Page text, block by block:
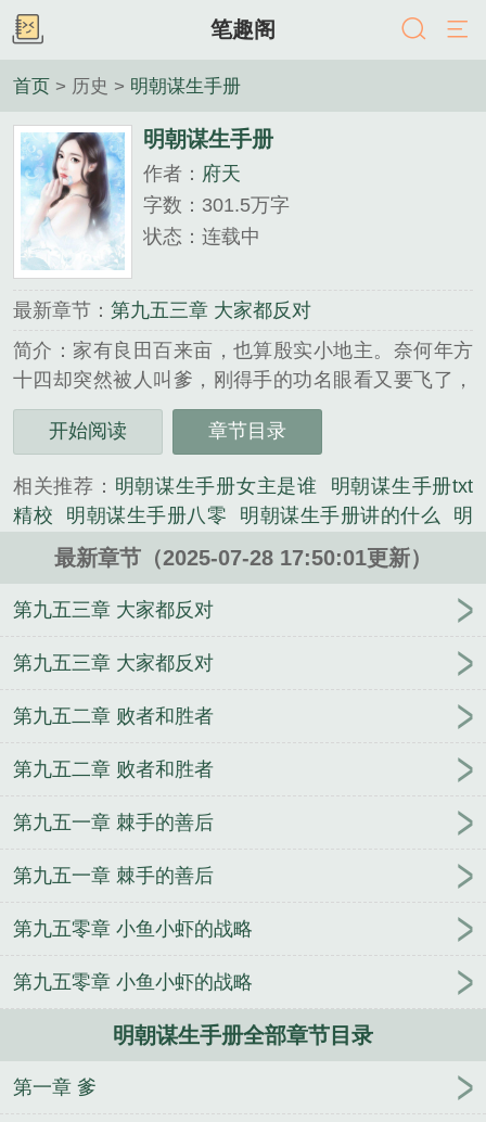
笔趣阁
首页 > 历史 > 明朝谋生手册
明朝谋生手册
作者： 府天
字数：301.5万字
状态：连载中
最新章节： 第九五三章 大家都反对
简介：家有良田百来亩，也算殷实小地主。奈何年方
十四却突然被人叫爹，刚得手的功名眼看又要飞了，
小秀才汪孚林表示压力山大。汪氏家训第一条：万恶
淫为首，百善孝为先。隆......
开始阅读 章节目录
相关推荐： 明朝谋生手册女主是谁
明朝谋生手册txt
精校
明朝谋生手册八零 明朝谋生手册讲的什么
明
朝谋生手册书籍
明朝谋生手册txt八零书荒网 明朝谋
生手册 epub
明朝谋生手册80
明朝谋生手册百度
明朝谋生手册笔趣阁 明朝谋生手册叶明月
明朝谋生
册奇书网 明朝谋生手册 百科
明
第二册TXT 明朝谋生手册男主几个老婆
明朝谋生手
明朝谋生手册是谁写的
明朝
谋生手册人物结局
明朝谋生手册在线阅读
明朝谋生
手册人物介绍
明朝谋生手册几个女主
明朝谋生手册
好看吗
明朝谋生手册百度百科
明朝谋生手册作者
手册TXT精校 明朝谋生手册电子版
明朝谋生手册全
最新章节（2025-07-28 17:50:01更新）
第九五三章 大家都反对
第九五三章 大家都反对
第九五二章 败者和胜者
第九五二章 败者和胜者
第九五一章 棘手的善后
第九五一章 棘手的善后
第九五零章 小鱼小虾的战略
第九五零章 小鱼小虾的战略
明朝谋生手册全部章节目录
第一章 爹